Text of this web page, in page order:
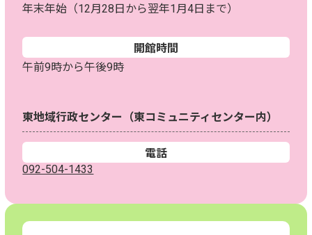
年末年始（12月28日から翌年1月4日まで）
開館時間
午前9時から午後9時
東地域行政センター（東コミュニティセンター内）
電話
092-504-1433